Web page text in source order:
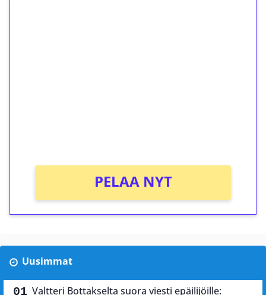
PELAA NYT
Uusimmat
Valtteri Bottakselta suora viesti epäilijöille: